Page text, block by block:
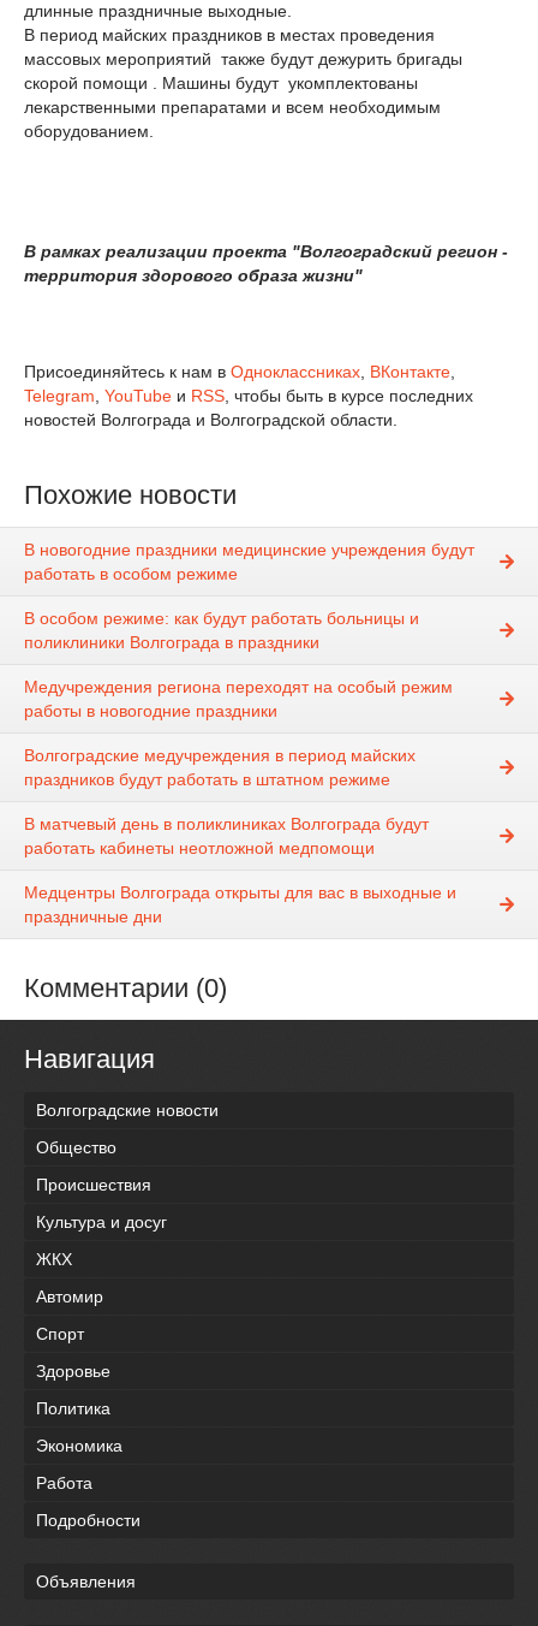
длинные праздничные выходные.
В период майских праздников в местах проведения
массовых мероприятий также будут дежурить бригады
скорой помощи . Машины будут укомплектованы
лекарственными препаратами и всем необходимым
оборудованием.
В рамках реализации проекта "Волгоградский регион -
территория здорового образа жизни"
Присоединяйтесь к нам в Одноклассниках ВКонтакте
Telegram YouTube и RSS , чтобы быть в курсе последних
новостей Волгограда и Волгоградской области.
Похожие новости
В новогодние праздники медицинские учреждения будут
работать в особом режиме
В особом режиме: как будут работать больницы и
поликлиники Волгограда в праздники
Медучреждения региона переходят на особый режим
работы в новогодние праздники
Волгоградские медучреждения в период майских
праздников будут работать в штатном режиме
В матчевый день в поликлиниках Волгограда будут
работать кабинеты неотложной медпомощи
Медцентры Волгограда открыты для вас в выходные и
праздничные дни
Комментарии (0)
Навигация
Волгоградские новости
Общество
Происшествия
Культура и досуг
ЖКХ
Автомир
Спорт
Здоровье
Политика
Экономика
Работа
Подробности
Объявления